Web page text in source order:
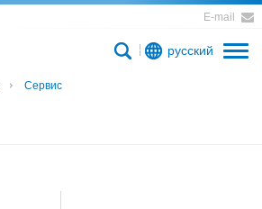
E-mail
русский
Сервис